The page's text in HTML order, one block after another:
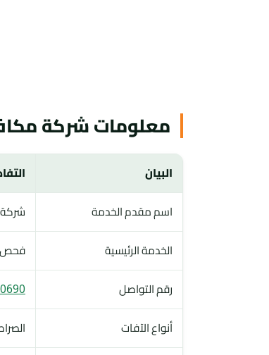
معلومات شركة
البيان
اسم مقدم الخدمة
الخدمة الرئيسية
فحص
رقم التواصل
أنواع الآفات